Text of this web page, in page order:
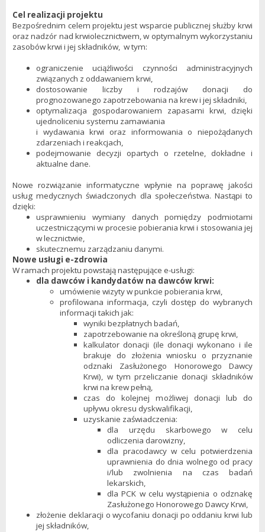
Cel realizacji projektu
Bezpośrednim celem projektu jest wsparcie publicznej służby krwi
oraz nadzór nad krwiolecznictwem, w optymalnym wykorzystaniu
zasobów krwi i jej składników, w tym:
ograniczenie uciążliwości czynności administracyjnych
związanych z oddawaniem krwi,
dostosowanie liczby i rodzajów donacji do
prognozowanego zapotrzebowania na krew i jej składniki,
optymalizacja gospodarowaniem zapasami krwi, dzięki
ujednoliceniu systemu zamawiania
i wydawania krwi oraz informowania o niepożądanych
zdarzeniach i reakcjach,
podejmowanie decyzji opartych o rzetelne, dokładne i
aktualne dane.
Nowe rozwiązanie informatyczne wpłynie na poprawę jakości
usług medycznych świadczonych dla społeczeństwa. Nastąpi to
dzięki:
usprawnieniu wymiany danych pomiędzy podmiotami
uczestniczącymi w procesie pobierania krwi i stosowania jej
w lecznictwie,
skutecznemu zarządzaniu danymi.
Nowe usługi e-zdrowia
W ramach projektu powstają następujące e-usługi:
dla dawców i kandydatów na dawców krwi:
umówienie wizyty w punkcie pobierania krwi,
profilowana informacja, czyli dostęp do wybranych
informacji takich jak:
wyniki bezpłatnych badań,
zapotrzebowanie na określoną grupę krwi,
kalkulator donacji (ile donacji wykonano i ile
brakuje do złożenia wniosku o przyznanie
odznaki Zasłużonego Honorowego Dawcy
Krwi), w tym przeliczanie donacji składników
krwi na krew pełną,
czas do kolejnej możliwej donacji lub do
upływu okresu dyskwalifikacji,
uzyskanie zaświadczenia:
dla urzędu skarbowego w celu
odliczenia darowizny,
dla pracodawcy w celu potwierdzenia
uprawnienia do dnia wolnego od pracy
i/lub zwolnienia na czas badań
lekarskich,
dla PCK w celu wystąpienia o odznakę
Zasłużonego Honorowego Dawcy Krwi,
złożenie deklaracji o wycofaniu donacji po oddaniu krwi lub
jej składników,